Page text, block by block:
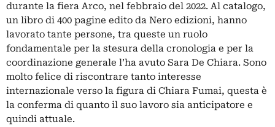
durante la fiera Arco, nel febbraio del 2022. Al catalogo,
un libro di 400 pagine edito da Nero edizioni, hanno
lavorato tante persone, tra queste un ruolo
fondamentale per la stesura della cronologia e per la
coordinazione generale l’ha avuto Sara De Chiara. Sono
molto felice di riscontrare tanto interesse
internazionale verso la figura di Chiara Fumai, questa è
la conferma di quanto il suo lavoro sia anticipatore e
quindi attuale.